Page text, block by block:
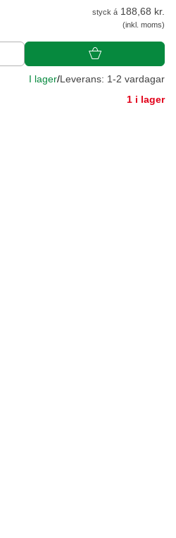
styck á 188,68 kr.
(inkl. moms)
I lager/Leverans: 1-2 vardagar
1 i lager